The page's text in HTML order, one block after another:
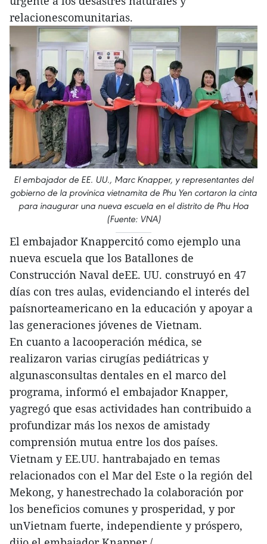
relacionescomunitarias.
El embajador de EE. UU., Marc Knapper, y representantes del
gobierno de la provinica vietnamita de Phu Yen cortaron la cinta
para inaugurar una nueva escuela en el distrito de Phu Hoa
(Fuente: VNA)
El embajador Knappercitó como ejemplo una
nueva escuela que los Batallones de
Construcción Naval deEE. UU. construyó en 47
días con tres aulas, evidenciando el interés del
paísnorteamericano en la educación y apoyar a
las generaciones jóvenes de Vietnam.
En cuanto a lacooperación médica, se
realizaron varias cirugías pediátricas y
algunasconsultas dentales en el marco del
programa, informó el embajador Knapper,
yagregó que esas actividades han contribuido a
profundizar más los nexos de amistady
comprensión mutua entre los dos países.
Vietnam y EE.UU. hantrabajado en temas
relacionados con el Mar del Este o la región del
Mekong, y hanestrechado la colaboración por
los beneficios comunes y prosperidad, y por
unVietnam fuerte, independiente y próspero,